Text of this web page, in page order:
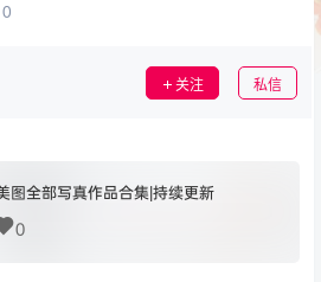
0
关注 私信
图全部写真作品合集|持续更新
0